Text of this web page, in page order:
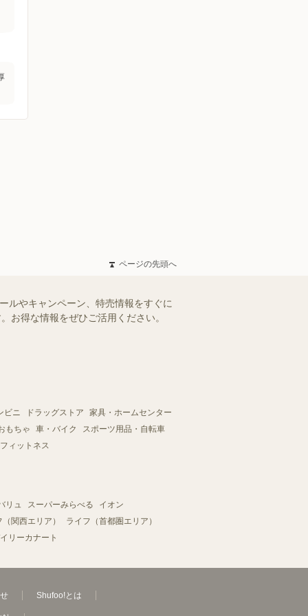
ページの先頭へ
ルやキャンペーン、特売情報をすぐに
お得な情報をぜひご活用ください。
ビニ ドラッグストア
家具・ホームセンター
もちゃ 車・バイク
スポーツ用品・自転車
ィットネス
リュ スーパーみらべる
イオン
関西エリア）
ライフ（首都圏エリア）
リーカナート
Shufoo!とは